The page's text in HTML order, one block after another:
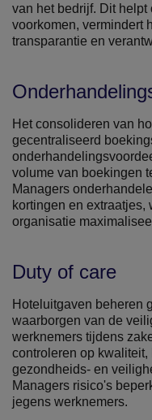
van het bedrijf. Dit
voorkomen, vermindert
transparantie en
Het consolideren van
gecentraliseerd
volume van boekingen
Managers
kortingen en
organisatie
Duty of care
Hoteluitgaven beheren
waarborgen van de
werknemers tijdens
controleren op
gezondheids- en
Managers risico's
jegens werknemers.